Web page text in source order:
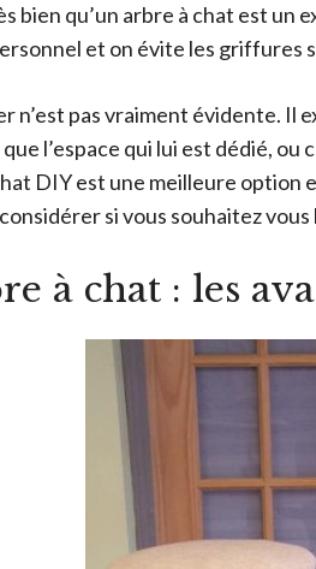
bien qu’un arbre à chat est un
et on évite les griffures
n’est pas vraiment évidente.
l’espace qui lui est dédié,
DIY est une meilleure
si vous souhaitez vous
à chat : les